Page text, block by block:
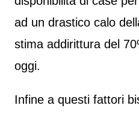
ad un drastico calo
stima addirittura del
oggi.
Infine a questi fattori